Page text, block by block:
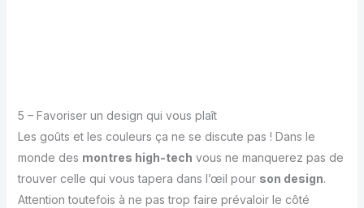
5 – Favoriser un design qui vous plaît
Les goûts et les couleurs ça ne se discute pas ! Dans le
monde des montres high-tech vous ne manquerez pas de
trouver celle qui vous tapera dans l’œil pour son design.
Attention toutefois à ne pas trop faire prévaloir le côté